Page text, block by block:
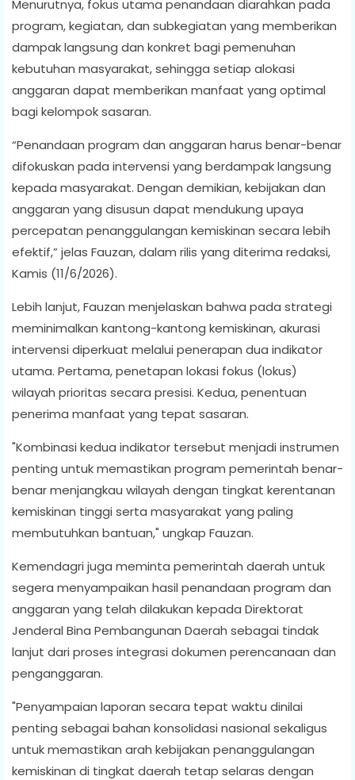
Menurutnya, fokus utama penandaan diarahkan pada
program, kegiatan, dan subkegiatan yang memberikan
dampak langsung dan konkret bagi pemenuhan
kebutuhan masyarakat, sehingga setiap alokasi
anggaran dapat memberikan manfaat yang optimal
bagi kelompok sasaran.
“Penandaan program dan anggaran harus benar-benar
difokuskan pada intervensi yang berdampak langsung
kepada masyarakat. Dengan demikian, kebijakan dan
anggaran yang disusun dapat mendukung upaya
percepatan penanggulangan kemiskinan secara lebih
efektif,” jelas Fauzan, dalam rilis yang diterima redaksi,
Kamis (11/6/2026).
Lebih lanjut, Fauzan menjelaskan bahwa pada strategi
meminimalkan kantong-kantong kemiskinan, akurasi
intervensi diperkuat melalui penerapan dua indikator
utama. Pertama, penetapan lokasi fokus (lokus)
wilayah prioritas secara presisi. Kedua, penentuan
penerima manfaat yang tepat sasaran.
"Kombinasi kedua indikator tersebut menjadi instrumen
penting untuk memastikan program pemerintah benar-
benar menjangkau wilayah dengan tingkat kerentanan
kemiskinan tinggi serta masyarakat yang paling
membutuhkan bantuan," ungkap Fauzan.
Kemendagri juga meminta pemerintah daerah untuk
segera menyampaikan hasil penandaan program dan
anggaran yang telah dilakukan kepada Direktorat
Jenderal Bina Pembangunan Daerah sebagai tindak
lanjut dari proses integrasi dokumen perencanaan dan
penganggaran.
"Penyampaian laporan secara tepat waktu dinilai
penting sebagai bahan konsolidasi nasional sekaligus
untuk memastikan arah kebijakan penanggulangan
kemiskinan di tingkat daerah tetap selaras dengan